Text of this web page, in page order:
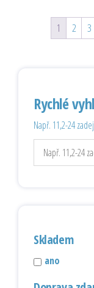
1 2 3
Rychlé
Např. 11,2-24
Skladem
ano